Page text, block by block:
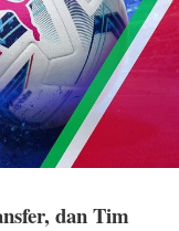
dan Tim